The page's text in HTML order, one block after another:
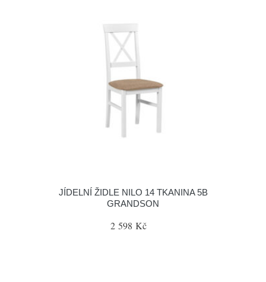
JÍDELNÍ ŽIDLE NILO 14 TKANINA 5B
GRANDSON
2 598 Kč